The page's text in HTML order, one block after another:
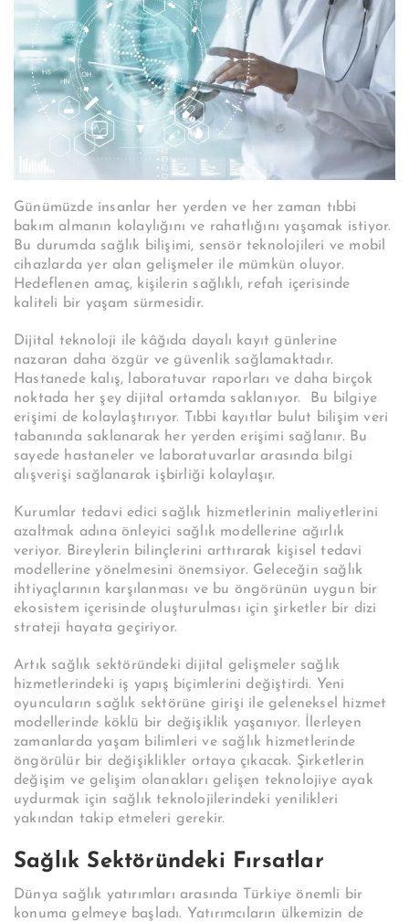
Günümüzde insanlar her yerden ve her zaman tıbbi
bakım almanın kolaylığını ve rahatlığını yaşamak istiyor.
Bu durumda sağlık bilişimi, sensör teknolojileri ve mobil
cihazlarda yer alan gelişmeler ile mümkün oluyor.
Hedeflenen amaç, kişilerin sağlıklı, refah içerisinde
kaliteli bir yaşam sürmesidir.
Dijital teknoloji ile kâğıda dayalı kayıt günlerine
nazaran daha özgür ve güvenlik sağlamaktadır.
Hastanede kalış, laboratuvar raporları ve daha birçok
noktada her şey dijital ortamda saklanıyor. Bu bilgiye
erişimi de kolaylaştırıyor. Tıbbi kayıtlar bulut bilişim veri
tabanında saklanarak her yerden erişimi sağlanır. Bu
sayede hastaneler ve laboratuvarlar arasında bilgi
alışverişi sağlanarak işbirliği kolaylaşır.
Kurumlar tedavi edici sağlık hizmetlerinin maliyetlerini
azaltmak adına önleyici sağlık modellerine ağırlık
veriyor. Bireylerin bilinçlerini arttırarak kişisel tedavi
modellerine yönelmesini önemsiyor. Geleceğin sağlık
ihtiyaçlarının karşılanması ve bu öngörünün uygun bir
ekosistem içerisinde oluşturulması için şirketler bir dizi
strateji hayata geçiriyor.
Artık sağlık sektöründeki dijital gelişmeler sağlık
hizmetlerindeki iş yapış biçimlerini değiştirdi. Yeni
oyuncuların sağlık sektörüne girişi ile geleneksel hizmet
modellerinde köklü bir değişiklik yaşanıyor. İlerleyen
zamanlarda yaşam bilimleri ve sağlık hizmetlerinde
öngörülür bir değişiklikler ortaya çıkacak. Şirketlerin
değişim ve gelişim olanakları gelişen teknolojiye ayak
uydurmak için sağlık teknolojilerindeki yenilikleri
yakından takip etmeleri gerekir.
Sağlık Sektöründeki Fırsatlar
Dünya sağlık yatırımları arasında Türkiye önemli bir
konuma gelmeye başladı. Yatırımcıların ülkemizin de